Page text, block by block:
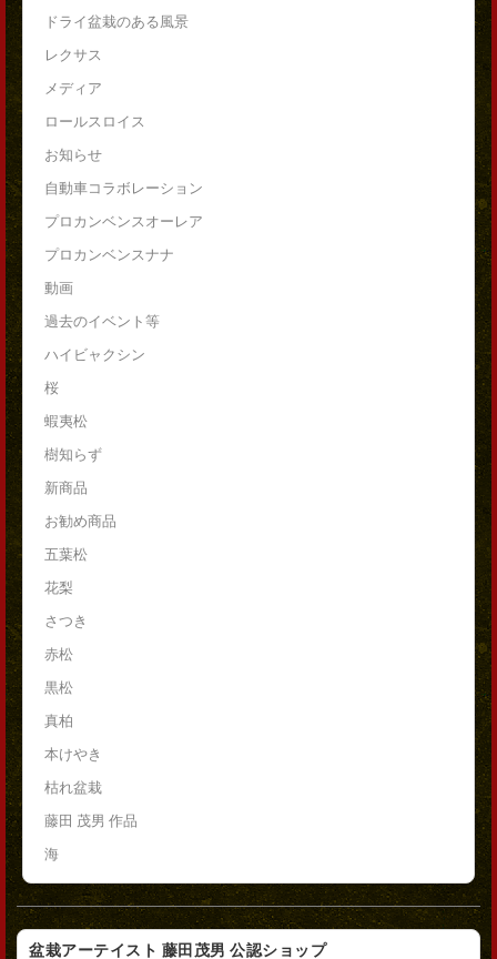
ドライ盆栽のある風景
レクサス
メディア
ロールスロイス
お知らせ
自動車コラボレーション
プロカンベンスオーレア
プロカンベンスナナ
動画
過去のイベント等
ハイビャクシン
桜
蝦夷松
樹知らず
新商品
お勧め商品
五葉松
花梨
さつき
赤松
黒松
真柏
本けやき
枯れ盆栽
藤田 茂男 作品
海
盆栽アーテイスト 藤田茂男 公認ショップ